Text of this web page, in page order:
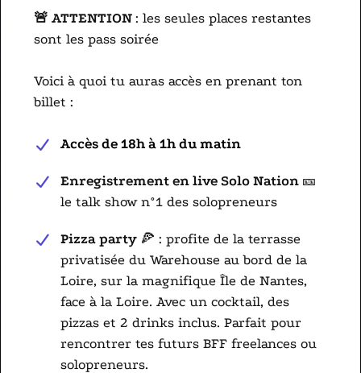
🚨 ATTENTION : les seules places restantes
sont les pass soirée
Voici à quoi tu auras accès en prenant ton
billet :
Accès de 18h à 1h du matin
Enregistrement en live Solo Nation 🎫
le talk show n°1 des solopreneurs
Pizza party 🍕 : profite de la terrasse
privatisée du Warehouse au bord de la
Loire, sur la magnifique Île de Nantes,
face à la Loire. Avec un cocktail, des
pizzas et 2 drinks inclus. Parfait pour
rencontrer tes futurs BFF freelances ou
solopreneurs.